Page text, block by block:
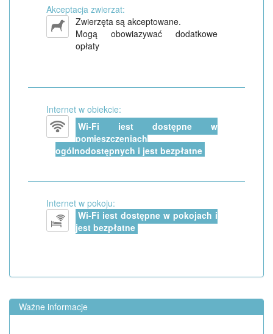
Akceptacja zwierzat:
Zwierzęta są akceptowane.
Mogą obowiazywać dodatkowe
opłaty
Internet w obiekcie:
Wi-Fi jest dostępne w
pomieszczeniach
ogólnodostępnych i jest bezpłatne
Internet w pokoju:
Wi-Fi jest dostępne w pokojach i
jest bezpłatne
Ważne informacje